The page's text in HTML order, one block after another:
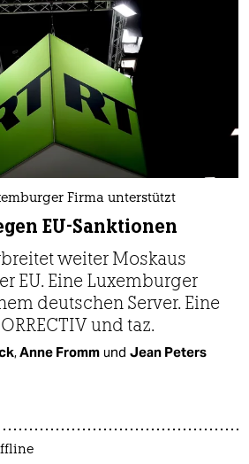
Firma unterstützt
EU-Sanktionen
weiter Moskaus
EU. Eine Luxemburger
deutschen Server. Eine
und taz.
,Anne Fromm und Jean Peters